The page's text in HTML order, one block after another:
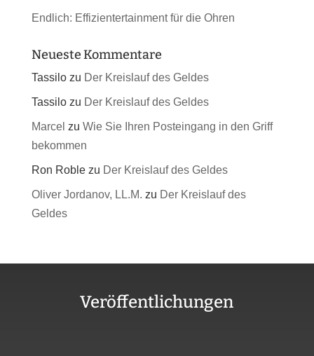
Endlich: Effizientertainment für die Ohren
Neueste Kommentare
Tassilozu Der Kreislauf des Geldes
Tassilozu Der Kreislauf des Geldes
Marcel zu Wie Sie Ihren Posteingang in den Griff
bekommen
Ron Roblezu Der Kreislauf des Geldes
Oliver Jordanov, LL.M. zu Der Kreislauf des
Geldes
Veröffentlichungen